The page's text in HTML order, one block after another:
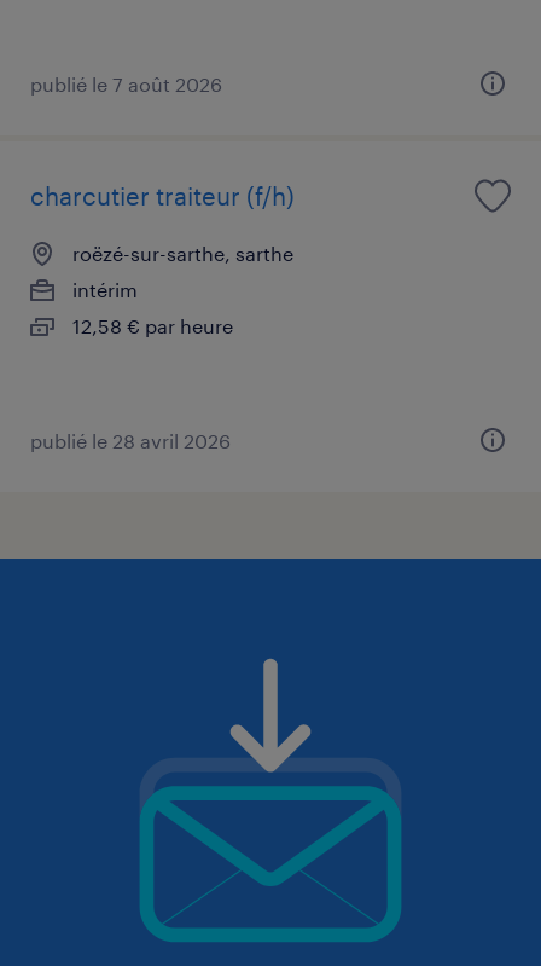
publié le 7 août 2026
charcutier traiteur (f/h)
roëzé-sur-sarthe, sarthe
intérim
12,58 € par heure
publié le 28 avril 2026